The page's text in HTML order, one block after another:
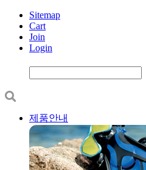
Sitemap
Cart
Join
Login
제품안내